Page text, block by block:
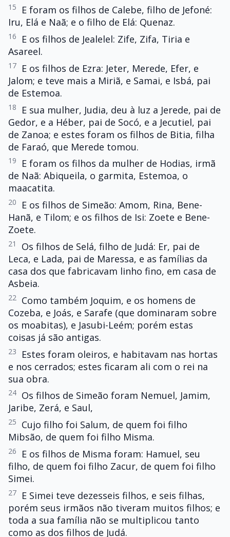
15
E foram os filhos de Calebe, filho de Jefoné:
Iru, Elá e Naã; e o filho de Elá: Quenaz.
16
E os filhos de Jealelel: Zife, Zifa, Tiria e
Asareel.
17
E os filhos de Ezra: Jeter, Merede, Efer, e
Jalom; e teve mais a Miriã, e Samai, e Isbá, pai
de Estemoa.
18
E sua mulher, Judia, deu à luz a Jerede, pai de
Gedor, e a Héber, pai de Socó, e a Jecutiel, pai
de Zanoa; e estes foram os filhos de Bitia, filha
de Faraó, que Merede tomou.
19
E foram os filhos da mulher de Hodias, irmã
de Naã: Abiqueila, o garmita, Estemoa, o
maacatita.
20
E os filhos de Simeão: Amom, Rina, Bene-
Hanã, e Tilom; e os filhos de Isi: Zoete e Bene-
Zoete.
21
Os filhos de Selá, filho de Judá: Er, pai de
Leca, e Lada, pai de Maressa, e as famílias da
casa dos que fabricavam linho fino, em casa de
Asbeia.
22
Como também Joquim, e os homens de
Cozeba, e Joás, e Sarafe (que dominaram sobre
os moabitas), e Jasubi-Leém; porém estas
coisas já são antigas.
23
Estes foram oleiros, e habitavam nas hortas
e nos cerrados; estes ficaram ali com o rei na
sua obra.
24 Os filhos de Simeão foram Nemuel, Jamim,
Jaribe, Zerá, e Saul,
25
Cujo filho foi Salum, de quem foi filho
Mibsão, de quem foi filho Misma.
26
E os filhos de Misma foram: Hamuel, seu
filho, de quem foi filho Zacur, de quem foi filho
Simei.
27
E Simei teve dezesseis filhos, e seis filhas,
porém seus irmãos não tiveram muitos filhos; e
toda a sua família não se multiplicou tanto
como as dos filhos de Judá.